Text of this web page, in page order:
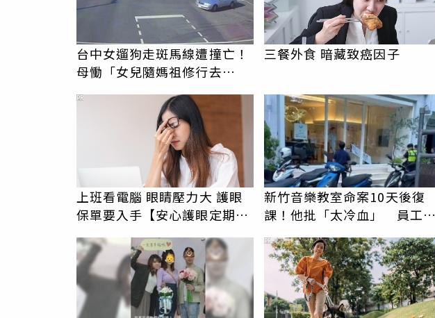
台中女遛狗走斑馬線遭撞亡！
母慟「女兒隨媽祖修行去
三餐外食 暗藏致癌因子
上班看電腦 眼睛壓力大 護眼
保單要入手【安心護眼定期眼
睛險】
PR
新竹音樂教室命案10天後復
課！他批「太冷血」 員工怒
駁：閉上嘴
PR